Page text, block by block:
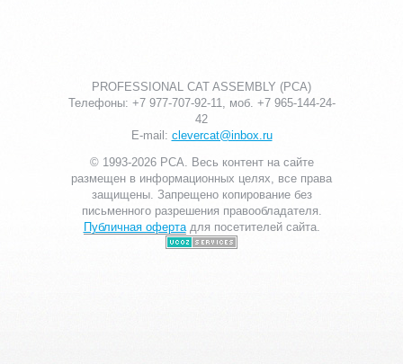
PROFESSIONAL CAT ASSEMBLY (PCA)
Телефоны: +7 977-707-92-11, моб. +7 965-144-24-
42
E-mail: clevercat@inbox.ru
© 1993-2026 PCA. Весь контент на сайте
размещен в информационных целях, все права
защищены. Запрещено копирование без
письменного разрешения правообладателя.
Публичная офертадля посетителей сайта.